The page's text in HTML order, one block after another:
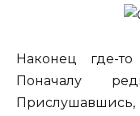
Наконец где-то
Поначалу